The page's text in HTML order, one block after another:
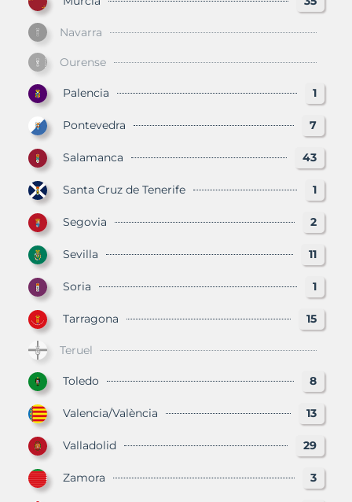
Navarra
Ourense
Palencia 1
Pontevedra 7
Salamanca 43
Santa Cruz de Tenerife 1
Segovia 2
Sevilla 11
Soria 1
Tarragona 15
Teruel
Toledo 8
Valencia/València 13
Valladolid 29
Zamora 3